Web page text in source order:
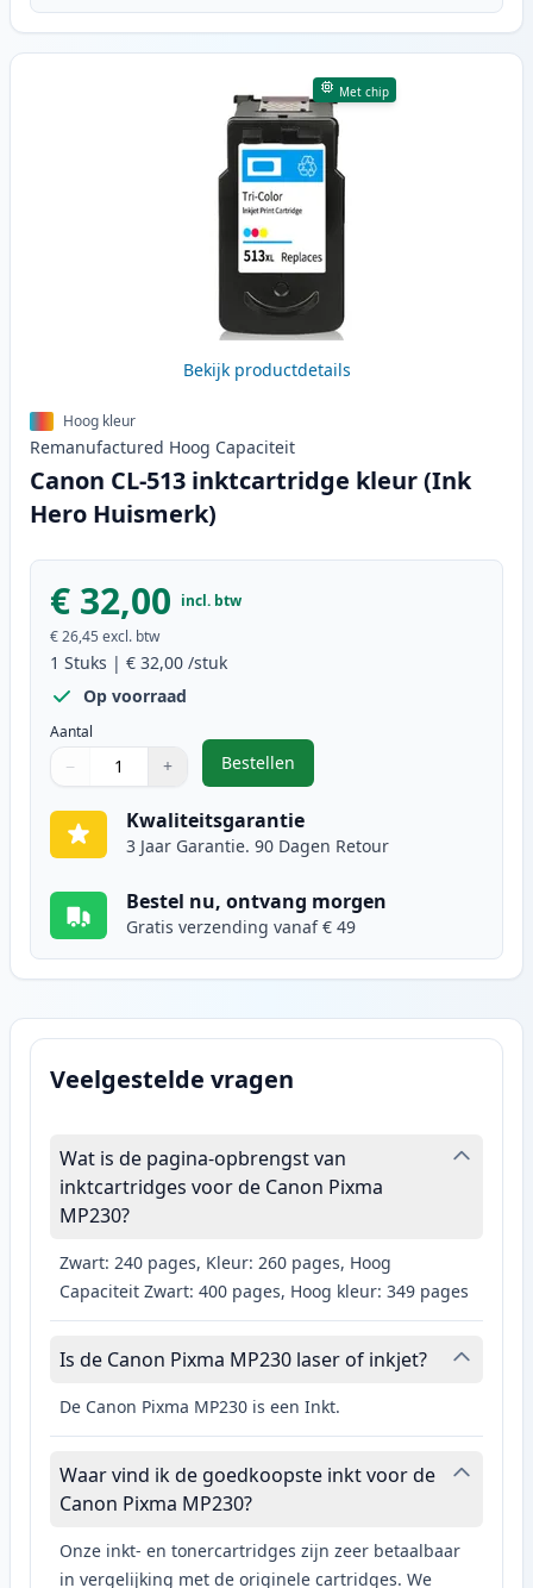
Met chip
Bekijk productdetails
Hoog kleur
Remanufactured Hoog Capaciteit
Canon CL-513 inktcartridge kleur (Ink
Hero Huismerk)
€ 32,00 incl. btw
€ 26,45 excl. btw
1 Stuks | € 32,00 /stuk
Op voorraad
Aantal
Gebruik de knoppen om aan te passen
− +
1
Bestellen
,Canon CL-513 inktcartridge
Kwaliteitsgarantie
3 Jaar Garantie. 90 Dagen Retour
Bestel nu, ontvang morgen
Gratis verzending vanaf € 49
Veelgestelde vragen
Wat is de pagina-opbrengst van
inktcartridges voor de Canon Pixma
MP230?
Zwart: 240 pages, Kleur: 260 pages, Hoog
Capaciteit Zwart: 400 pages, Hoog kleur: 349 pages
Is de Canon Pixma MP230 laser of inkjet?
De Canon Pixma MP230 is een Inkt.
Waar vind ik de goedkoopste inkt voor de
Canon Pixma MP230?
Onze inkt- en tonercartridges zijn zeer betaalbaar
in vergelijking met de originele cartridges. We